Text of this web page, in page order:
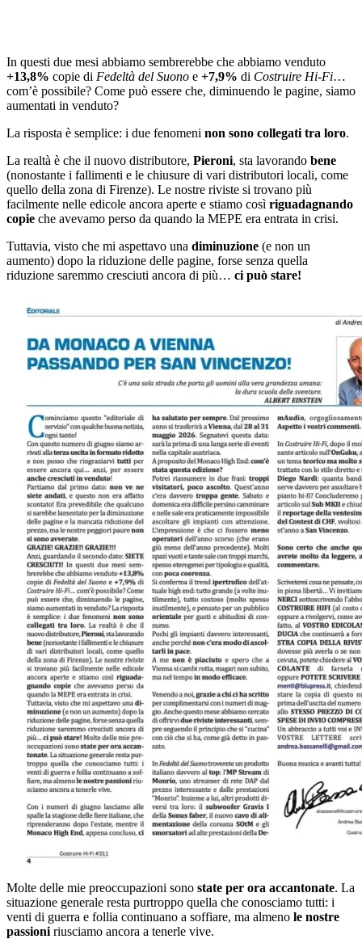
In questi due mesi abbiamo sembrerebbe che abbiamo venduto
+13,8% copie di Fedeltà del Suono e +7,9% di Costruire Hi-Fi…
com’è possibile? Come può essere che, diminuendo le pagine, siamo
aumentati in venduto?
La risposta è semplice: i due fenomeni non sono collegati tra loro.
La realtà è che il nuovo distributore, Pieroni, sta lavorando bene
(nonostante i fallimenti e le chiusure di vari distributori locali, come
quello della zona di Firenze). Le nostre riviste si trovano più
facilmente nelle edicole ancora aperte e stiamo così riguadagnando
copie che avevamo perso da quando la MEPE era entrata in crisi.
Tuttavia, visto che mi aspettavo una diminuzione (e non un
aumento) dopo la riduzione delle pagine, forse senza quella
riduzione saremmo cresciuti ancora di più… ci può stare!
Molte delle mie preoccupazioni sono state per ora accantonate. La
situazione generale resta purtroppo quella che conosciamo tutti: i
venti di guerra e follia continuano a soffiare, ma almeno le nostre
passioni riusciamo ancora a tenerle vive.